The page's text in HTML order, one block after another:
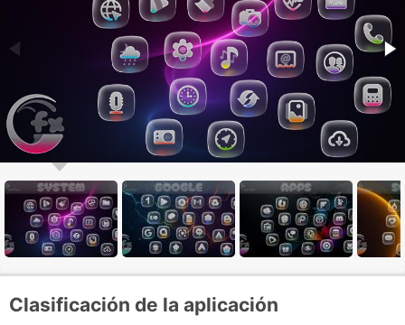
Clasificación de la aplicación